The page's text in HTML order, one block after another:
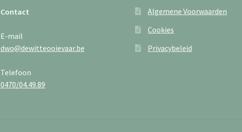
Contact
E-mail
dwo@dewitteooievaar.be
Telefoon
0470/04.49.89
Algemene Voorwaarden
Cookies
Privacybeleid